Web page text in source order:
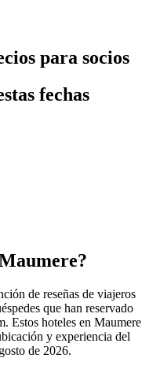
para socios
fechas
de reseñas de viajeros
que han reservado
Estos hoteles en Maumere
y experiencia del
de 2026.